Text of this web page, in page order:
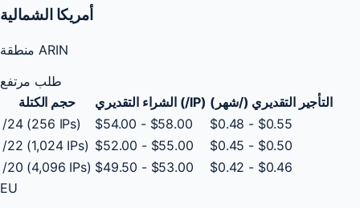
أمريكا الشمالية
منطقة ARIN
طلب مرتفع
حجم الكتلة
الشراء التقديري (/IP) التأجير التقديري (/شهر)
/24 (256 IPs)
$54.00 - $58.00
$0.48 - $0.55
/22 (1,024 IPs) $52.00 - $55.00
$0.45 - $0.50
/20 (4,096 IPs) $49.50 - $53.00
$0.42 - $0.46
EU